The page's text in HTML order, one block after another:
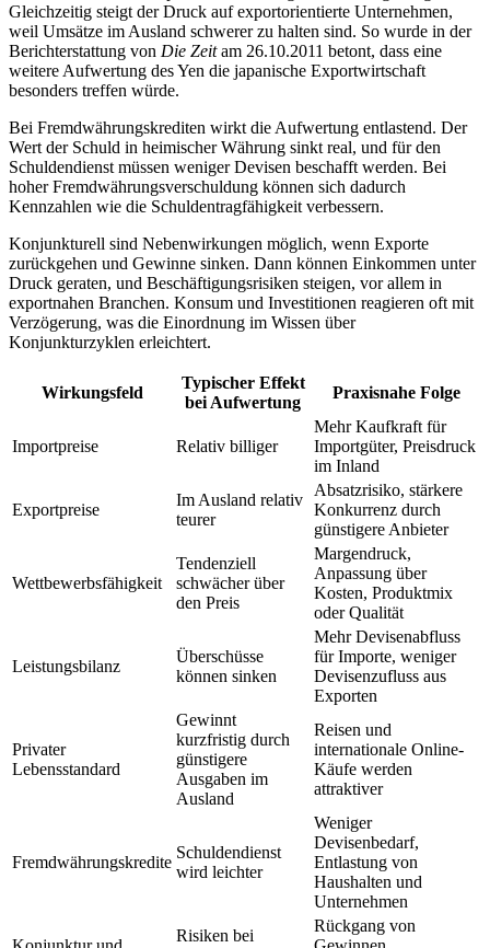
Gleichzeitig steigt der Druck auf exportorientierte Unternehmen,
weil Umsätze im Ausland schwerer zu halten sind. So wurde in der
Berichterstattung von Die Zeitam 26.10.2011 betont, dass eine
weitere Aufwertung des Yen die japanische Exportwirtschaft
besonders treffen würde.
Bei Fremdwährungskrediten wirkt die Aufwertung entlastend. Der
Wert der Schuld in heimischer Währung sinkt real, und für den
Schuldendienst müssen weniger Devisen beschafft werden. Bei
hoher Fremdwährungsverschuldung können sich dadurch
Kennzahlen wie die Schuldentragfähigkeit verbessern.
Konjunkturell sind Nebenwirkungen möglich, wenn Exporte
zurückgehen und Gewinne sinken. Dann können Einkommen unter
Druck geraten, und Beschäftigungsrisiken steigen, vor allem in
exportnahen Branchen. Konsum und Investitionen reagieren oft mit
Verzögerung, was die Einordnung im Wissen über
Konjunkturzyklen erleichtert.
Wirkungsfeld
Typischer Effekt
bei Aufwertung
Praxisnahe Folge
Importpreise Relativ billiger
Mehr Kaufkraft für
Importgüter, Preisdruck
im Inland
Exportpreise
Im Ausland relativ
teurer
Absatzrisiko, stärkere
Konkurrenz durch
günstigere Anbieter
Wettbewerbsfähigkeit
Tendenziell
schwächer über
den Preis
Margendruck,
Anpassung über
Kosten, Produktmix
oder Qualität
Leistungsbilanz
Überschüsse
können sinken
Mehr Devisenabfluss
für Importe, weniger
Devisenzufluss aus
Exporten
Privater
Lebensstandard
Gewinnt
kurzfristig durch
günstigere
Ausgaben im
Ausland
Reisen und
internationale Online-
Käufe werden
attraktiver
Fremdwährungskredite
Schuldendienst
wird leichter
Weniger
Devisenbedarf,
Entlastung von
Haushalten und
Unternehmen
Risiken bei
Rückgang von